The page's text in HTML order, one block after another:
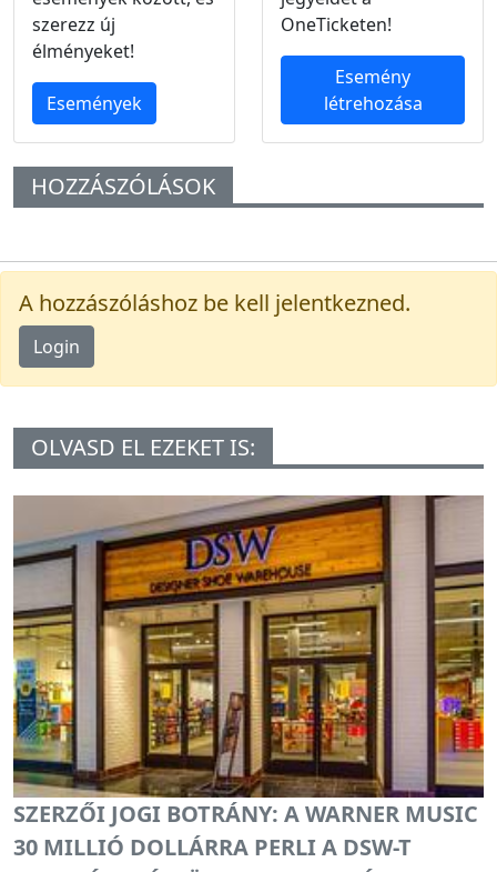
szerezz új
élményeket!
Események
OneTicketen!
Esemény
létrehozása
HOZZÁSZÓLÁSOK
A hozzászóláshoz be kell jelentkezned.
Login
OLVASD EL EZEKET IS:
SZERZŐI JOGI BOTRÁNY: A WARNER MUSIC
30 MILLIÓ DOLLÁRRA PERLI A DSW-T